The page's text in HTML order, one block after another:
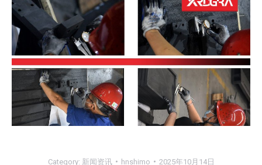
Category: 新闻资讯 hnshimo 2025年10月14日